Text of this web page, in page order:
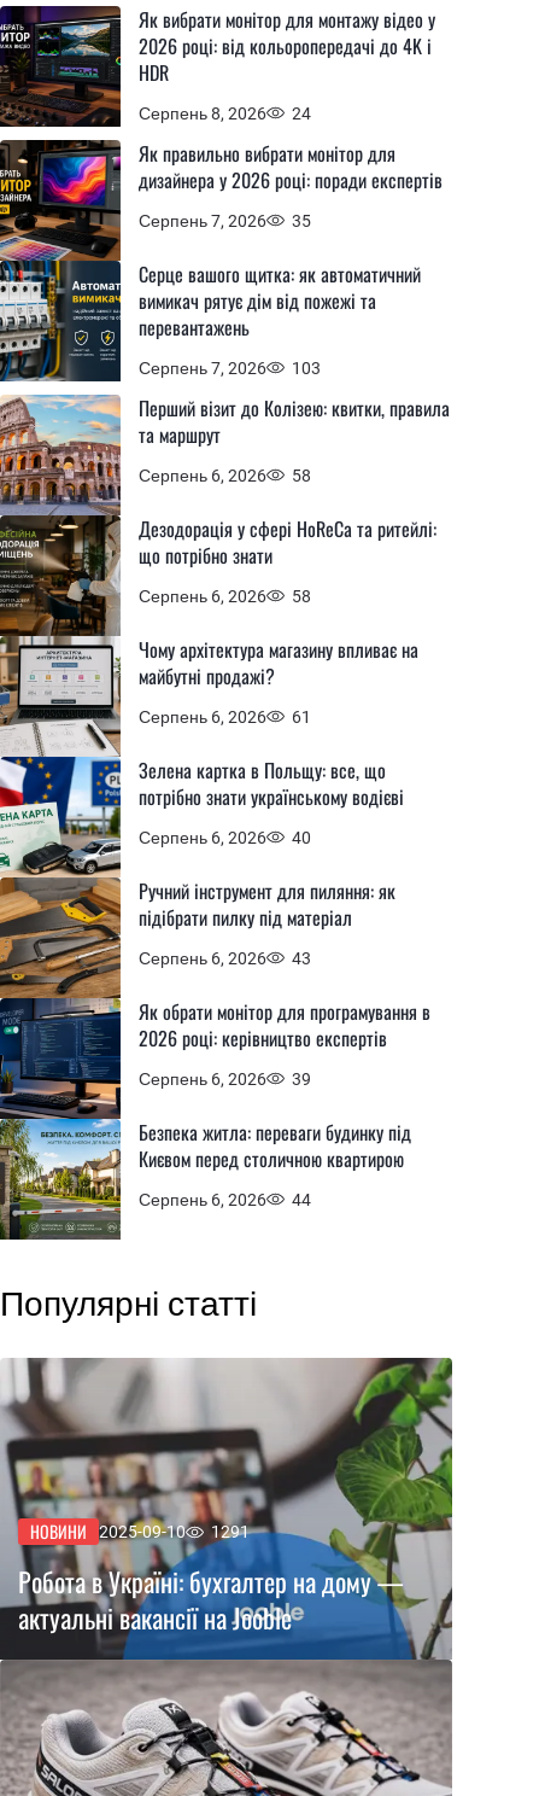
Серпень 8, 2026 24
Як вибрати монітор для монтажу відео у
2026 році: від кольоропередачі до 4K і
HDR
Серпень 7, 2026 35
Як правильно вибрати монітор для
дизайнера у 2026 році: поради експертів
Серпень 7, 2026 103
Серце вашого щитка: як автоматичний
вимикач рятує дім від пожежі та
перевантажень
Серпень 6, 2026 58
Перший візит до Колізею: квитки, правила
та маршрут
Серпень 6, 2026 58
Дезодорація у сфері HoReCa та ритейлі:
що потрібно знати
Серпень 6, 2026 61
Чому архітектура магазину впливає на
майбутні продажі?
Серпень 6, 2026 40
Зелена картка в Польщу: все, що
потрібно знати українському водієві
Серпень 6, 2026 43
Ручний інструмент для пиляння: як
підібрати пилку під матеріал
Серпень 6, 2026 39
Як обрати монітор для програмування в
2026 році: керівництво експертів
Серпень 6, 2026 44
Безпека житла: переваги будинку під
Києвом перед столичною квартирою
Популярні статті
НОВИНИ 2025-09-10 1291
Робота в Україні: бухгалтер на дому —
актуальні вакансії на Jooble